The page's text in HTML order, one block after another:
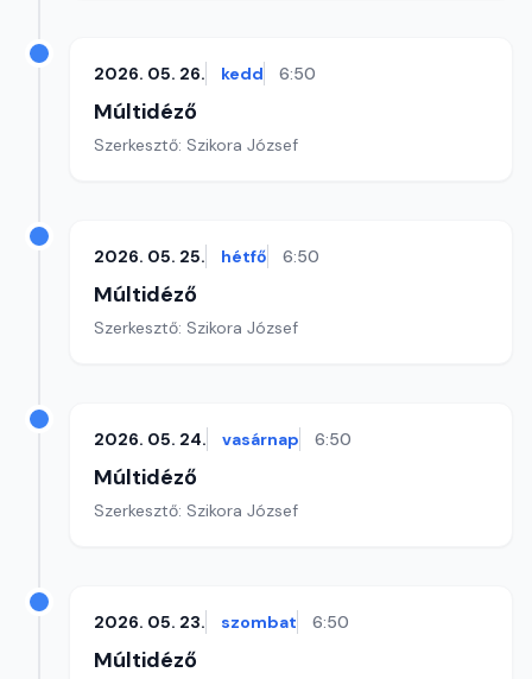
2026. 05. 26. kedd 6:50
Múltidéző
Szerkesztő: Szikora József
2026. 05. 25. hétfő 6:50
Múltidéző
Szerkesztő: Szikora József
2026. 05. 24. vasárnap 6:50
Múltidéző
Szerkesztő: Szikora József
2026. 05. 23. szombat 6:50
Múltidéző